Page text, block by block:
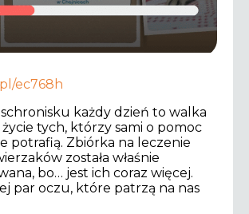
ec768h
każdy dzień to walka
tych, którzy sami o pomoc
potrafią. Zbiórka na leczenie
została właśnie
bo… jest ich coraz więcej.
par oczu, które patrzą na nas